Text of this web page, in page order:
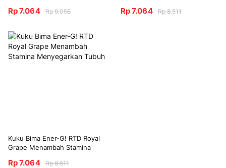
Rp 7.064 Rp 9.056 Rp 7.064 Rp 8.511
Kuku Bima Ener-G! RTD Royal
Grape Menambah Stamina
Rp 7.064 Rp 8.511